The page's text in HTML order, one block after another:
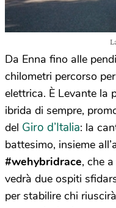
Da Enna fino alle
chilometri percorso
elettrica. È Levante la
ibrida di sempre,
del Giro d’Italia: la
battesimo, insieme
#wehybridrace, che
vedrà due ospiti
per stabilire chi